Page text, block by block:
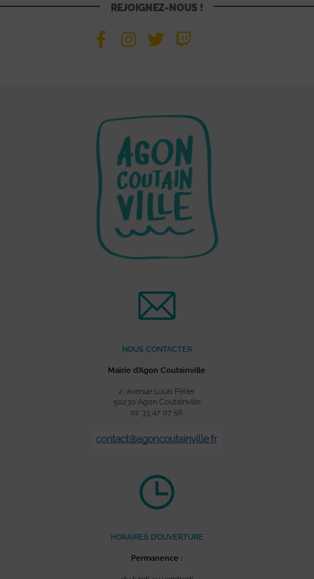
REJOIGNEZ-NOUS !
NOUS CONTACTER
Mairie d’Agon Coutainville
2, avenue Louis Périer
50230 Agon Coutainville
02 33 47 07 56
HORAIRES D’OUVERTURE
Permanence :